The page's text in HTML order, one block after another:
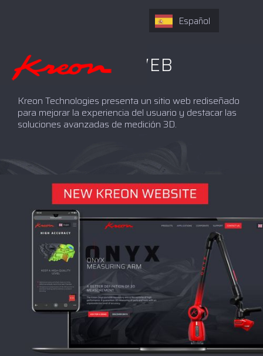
NUEVO SITIO WEB
Kreon Technologies presenta un sitio web rediseñado
para mejorar la experiencia del usuario y destacar las
soluciones avanzadas de medición 3D.
Español